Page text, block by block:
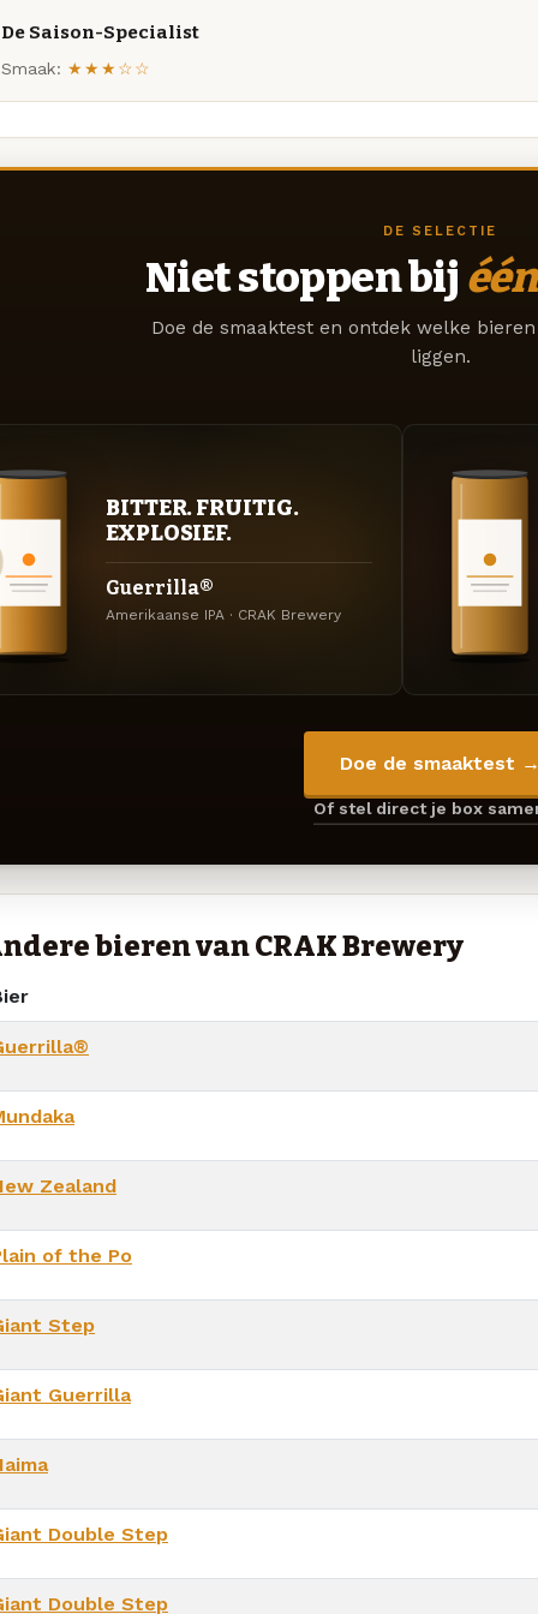
De Saison-Specialist
Smaak: ★★★☆☆
DE SELECTIE
Niet stoppen bij één
Doe de smaaktest en ontdek welke
liggen.
BITTER. FRUITIG.
EXPLOSIEF.
Guerrilla®
Amerikaanse IPA · CRAK Brewery
Doe de smaaktest →
Of stel direct je box
bieren van CRAK Brewery
Zealand
of the Po
Step
Guerrilla
Double Step
Double Step